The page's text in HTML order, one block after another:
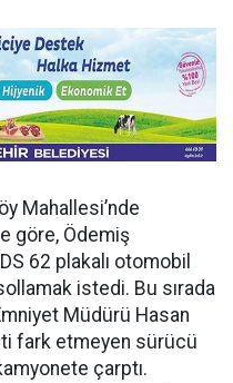
Mahallesi’nde
göre, Ödemiş
62 plakalı otomobil
istedi. Bu sırada
Müdürü Hasan
fark etmeyen sürücü
çarptı.